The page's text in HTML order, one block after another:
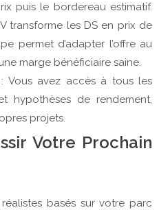
puis le bordereau estimatif.
transforme les DS en prix de
permet d’adapter l’offre au
marge bénéficiaire saine.
: Vous avez accès à tous les
hypothèses de rendement,
projets.
Votre Prochain
basés sur votre parc